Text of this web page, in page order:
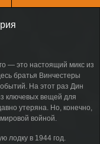
— это настоящий микс из
братья Винчестеры
На этот раз Дин
ключевых вещей для
утеряна. Но, конечно,
войной.
лодку в 1944 год.